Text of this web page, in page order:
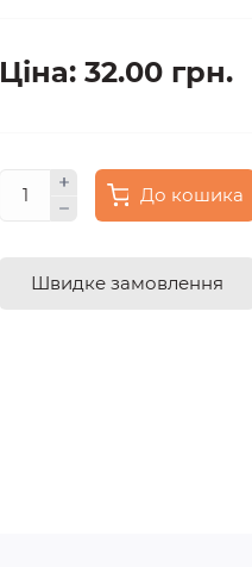
Ціна: 32.00 грн.
До кошика
Швидке замовлення